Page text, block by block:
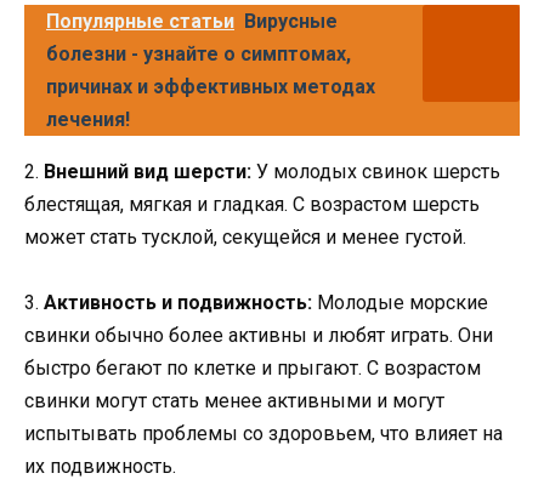
Популярные статьи Вирусные
болезни - узнайте о симптомах,
причинах и эффективных методах
лечения!
2. Внешний вид шерсти: У молодых свинок шерсть
блестящая, мягкая и гладкая. С возрастом шерсть
может стать тусклой, секущейся и менее густой.
3. Активность и подвижность: Молодые морские
свинки обычно более активны и любят играть. Они
быстро бегают по клетке и прыгают. С возрастом
свинки могут стать менее активными и могут
испытывать проблемы со здоровьем, что влияет на
их подвижность.